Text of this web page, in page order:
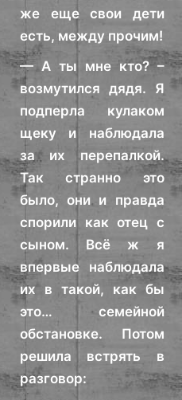
же еще свои дети
есть, между прочим!
— А ты мне кто? –
возмутился дядя. Я
подперла кулаком
щеку и наблюдала
за их перепалкой.
Так странно это
было, они и правда
спорили как отец с
сыном. Всё ж я
впервые наблюдала
их в такой, как бы
это… семейной
обстановке. Потом
решила встрять в
разговор: